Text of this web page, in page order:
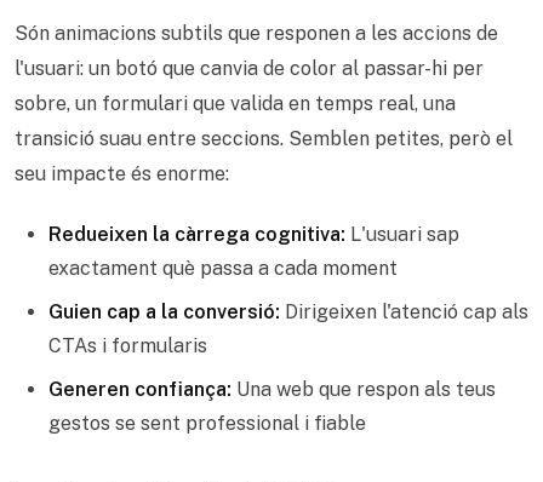
Són animacions subtils que responen a les accions de
l'usuari: un botó que canvia de color al passar-hi per
sobre, un formulari que valida en temps real, una
transició suau entre seccions. Semblen petites, però el
seu impacte és enorme:
Redueixen la càrrega cognitiva: L'usuari sap
exactament què passa a cada moment
Guien cap a la conversió: Dirigeixen l'atenció cap als
CTAs i formularis
Generen confiança: Una web que respon als teus
gestos se sent professional i fiable